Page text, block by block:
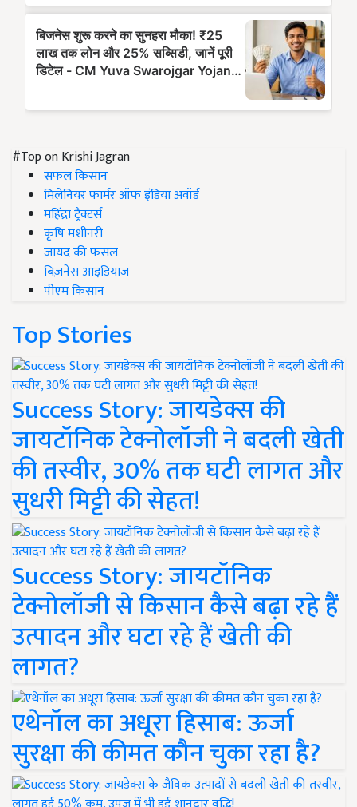
#Top on Krishi Jagran
सफल किसान
मिलेनियर फार्मर ऑफ इंडिया अवॉर्ड
महिंद्रा ट्रैक्टर्स
कृषि मशीनरी
जायद की फसल
बिज़नेस आइडियाज
पीएम किसान
Top Stories
Success Story: जायडेक्स की
जायटॉनिक टेक्नोलॉजी ने बदली खेती
की तस्वीर, 30% तक घटी लागत और
सुधरी मिट्टी की सेहत!
Success Story: जायटॉनिक
टेक्नोलॉजी से किसान कैसे बढ़ा रहे हैं
उत्पादन और घटा रहे हैं खेती की
लागत?
एथेनॉल का अधूरा हिसाब: ऊर्जा
सुरक्षा की कीमत कौन चुका रहा है?